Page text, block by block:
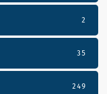
2
35
249